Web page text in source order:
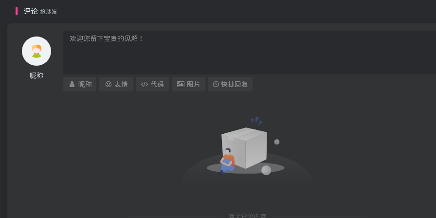
评论 抢沙发
昵称
昵称
表情 代码 图片 快捷回复
暂无评论内容